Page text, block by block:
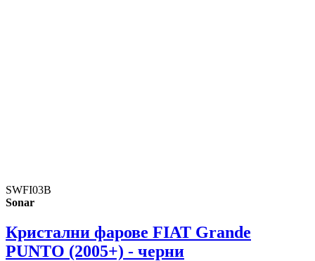
SWFI03B
Sonar
Кристални фарове FIAT Grande
PUNTO (2005+) - черни